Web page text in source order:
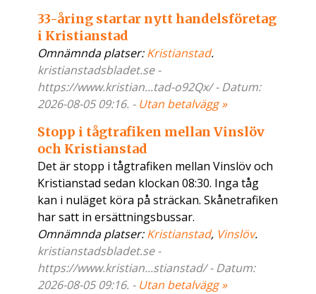
33-åring startar nytt handelsföretag
i Kristianstad
Omnämnda platser:Kristianstad.
kristianstadsbladet.se -
https://www.kristian...tad-o92Qx/ - Datum:
2026-08-05 09:16. - Utan betalvägg »
Stopp i tågtrafiken mellan Vinslöv
och Kristianstad
Det är stopp i tågtrafiken mellan Vinslöv och
Kristianstad sedan klockan 08:30. Inga tåg
kan i nuläget köra på sträckan. Skånetrafiken
har satt in ersättningsbussar.
Omnämnda platser:Kristianstad, Vinslöv.
kristianstadsbladet.se -
https://www.kristian...stianstad/ - Datum:
2026-08-05 09:16. - Utan betalvägg »